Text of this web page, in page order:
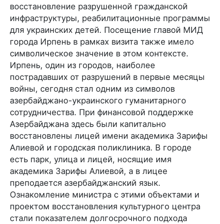
восстановление разрушенной гражданской
инфраструктуры, реабилитационные программы
для украинских детей. Посещение главой МИД
города Ирпень в рамках визита также имело
символическое значение в этом контексте.
Ирпень, один из городов, наиболее
пострадавших от разрушений в первые месяцы
войны, сегодня стал одним из символов
азербайджано-украинского гуманитарного
сотрудничества. При финансовой поддержке
Азербайджана здесь были капитально
восстановлены лицей имени академика Зарифы
Алиевой и городская поликлиника. В городе
есть парк, улица и лицей, носящие имя
академика Зарифы Алиевой, а в лицее
преподается азербайджанский язык.
Ознакомление министра с этими объектами и
проектом восстановления культурного центра
стали показателем долгосрочного подхода